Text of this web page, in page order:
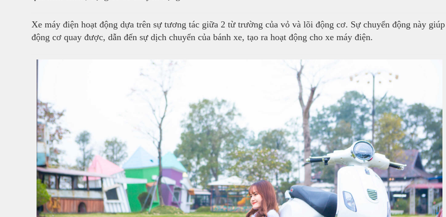
Xe máy điện hoạt động dựa trên sự tương tác giữa 2 từ trường của vỏ và lõi động cơ. Sự chuyển động này giúp
động cơ quay được, dẫn đến sự dịch chuyển của bánh xe, tạo ra hoạt động cho xe máy điện.